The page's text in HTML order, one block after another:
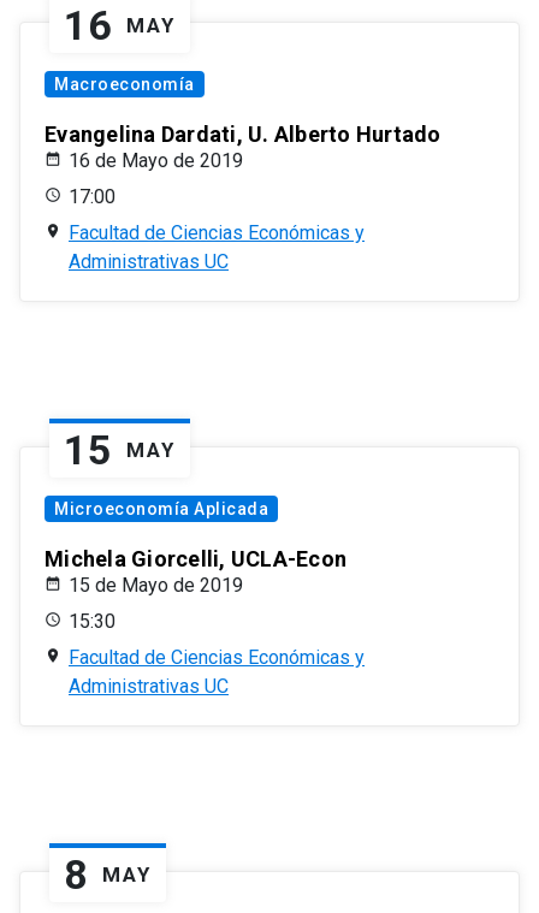
16 MAY
Macroeconomía
Evangelina Dardati, U. Alberto Hurtado
16 de Mayo de 2019
17:00
Facultad de Ciencias Económicas y
Administrativas UC
15 MAY
Microeconomía Aplicada
Michela Giorcelli, UCLA-Econ
15 de Mayo de 2019
15:30
Facultad de Ciencias Económicas y
Administrativas UC
8 MAY